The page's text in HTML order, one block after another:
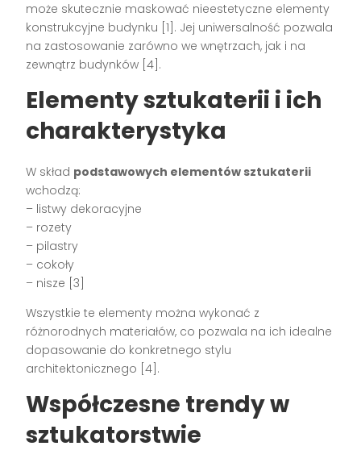
może skutecznie maskować nieestetyczne elementy
konstrukcyjne budynku [1]. Jej uniwersalność pozwala
na zastosowanie zarówno we wnętrzach, jak i na
zewnątrz budynków [4].
Elementy sztukaterii i ich
charakterystyka
W skład podstawowych elementów sztukaterii
wchodzą:
– listwy dekoracyjne
– rozety
– pilastry
– cokoły
– nisze [3]
Wszystkie te elementy można wykonać z
różnorodnych materiałów, co pozwala na ich idealne
dopasowanie do konkretnego stylu
architektonicznego [4].
Współczesne trendy w
sztukatorstwie